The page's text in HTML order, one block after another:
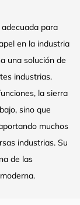
para
en la industria
una solución de
industrias.
la sierra
sino que
muchos
industrias. Su
de las